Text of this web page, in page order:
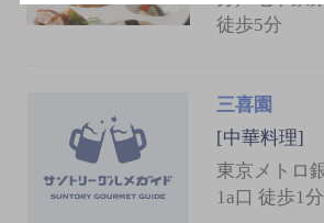
徒歩5分
三喜園
[中華料理]
東京メトロ
1a口 徒歩1分